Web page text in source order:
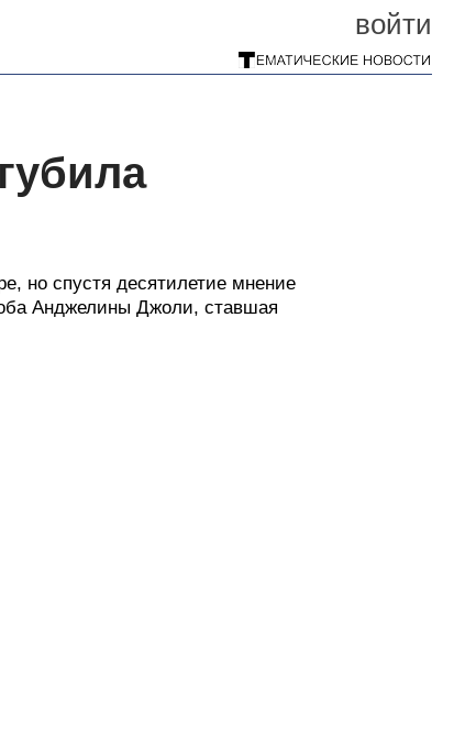
войти
но спустя десятилетие мнение
Анджелины Джоли, ставшая